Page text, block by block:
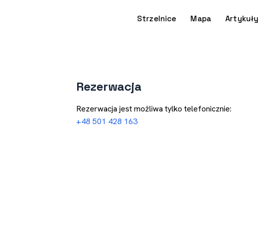
Strzelnice Mapa Artykuły
Rezerwacja
Rezerwacja jest możliwa tylko telefonicznie:
+48 501 428 163